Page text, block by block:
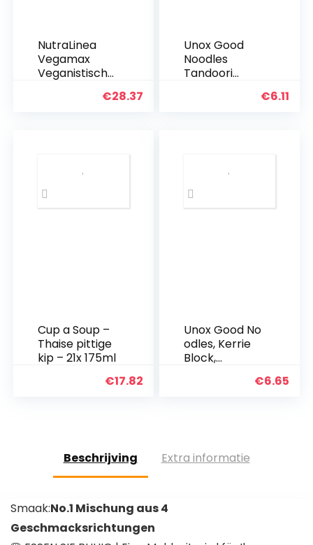
NutraLinea
Vegamax
Veganistische
vitaminen en…
€28.37
Unox Good
Noodles
Tandoori
€6.11
Cup a Soup –
Thaise pittige
kip – 21x 175ml
€17.82
Unox Good No
odles, Kerrie
Block,
€6.65
Beschrijving Extra informatie
Smaak:No.1 Mischung aus 4
Geschmacksrichtungen